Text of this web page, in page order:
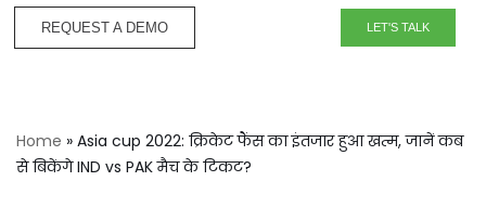
REQUEST A DEMO​ LET'S TALK
Home » Asia cup 2022: क्रिकेट फैंस का इंतजार हुआ खत्म, जानें कब
से बिकेंगे IND vs PAK मैच के टिकट?